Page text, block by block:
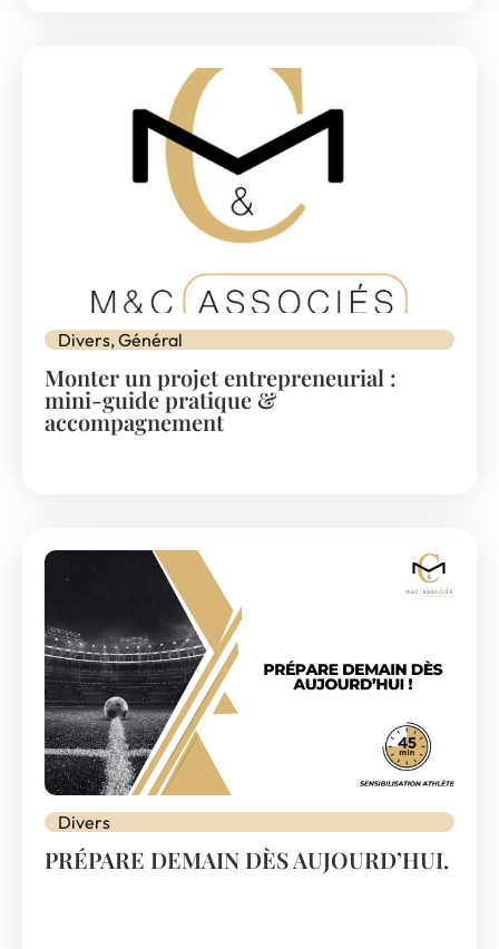
Divers,Général
Monter un projet entrepreneurial :
mini-guide pratique &
accompagnement
Divers
PRÉPARE DEMAIN DÈS AUJOURD’HUI.